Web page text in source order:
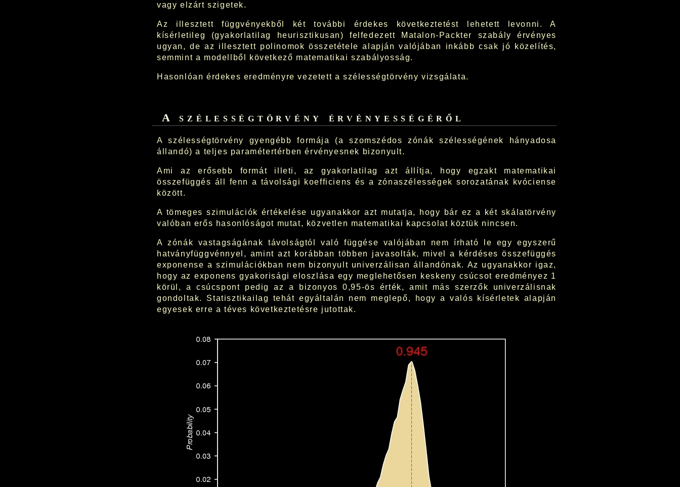
vagy elzárt szigetek.
Az illesztett függvényekből két további érdekes következtetést lehetett levonni. A
kísérletileg (gyakorlatilag heurisztikusan) felfedezett Matalon-Packter szabály érvényes
ugyan, de az illesztett polinomok összetétele alapján valójában inkább csak jó közelítés,
semmint a modellből következő matematikai szabályosság.
Hasonlóan érdekes eredményre vezetett a szélességtörvény vizsgálata.
A szélességtörvény érvényességéről
A szélességtörvény gyengébb formája (a szomszédos zónák szélességének hányadosa
állandó) a teljes paramétertérben érvényesnek bizonyult.
Ami az erősebb formát illeti, az gyakorlatilag azt állítja, hogy egzakt matematikai
összefüggés áll fenn a távolsági koefficiens és a zónaszélességek sorozatának kvóciense
között.
A tömeges szimulációk értékelése ugyanakkor azt mutatja, hogy bár ez a két skálatörvény
valóban erős hasonlóságot mutat, közvetlen matematikai kapcsolat köztük nincsen.
A zónák vastagságának távolságtól való függése valójában nem írható le egy egyszerű
hatványfüggvénnyel, amint azt korábban többen javasolták, mivel a kérdéses összefüggés
exponense a szimulációkban nem bizonyult univerzálisan állandónak. Az ugyanakkor igaz,
hogy az exponens gyakorisági eloszlása egy meglehetősen keskeny csúcsot eredményez 1
körül, a csúcspont pedig az a bizonyos 0,95-ös érték, amit más szerzők univerzálisnak
gondoltak. Statisztikailag tehát egyáltalán nem meglepő, hogy a valós kísérletek alapján
egyesek erre a téves következtetésre jutottak.